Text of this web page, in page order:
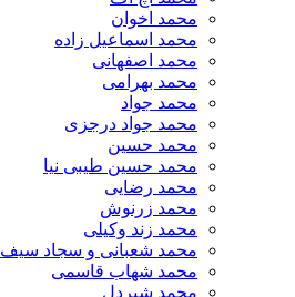
محمد اخوان
محمد اسماعیل زاده
محمد اصفهانی
محمد بهرامی
محمد جواد
محمد جواد درجزی
محمد حسین
محمد حسین طیبی نیا
محمد رضایی
محمد زرنوش
محمد زند وکیلی
محمد شعبانی و سجاد سیف
محمد شهاب قاسمی
​محمد شیردل